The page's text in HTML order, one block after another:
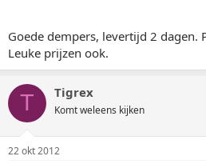
Goede dempers, levertijd 2 dagen.
Leuke prijzen ook.
T Tigrex
Komt weleens kijken
22 okt 2012